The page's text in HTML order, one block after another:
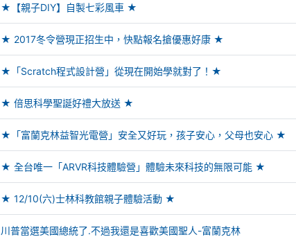
★【親子DIY】自製七彩風車 ★
★ 2017冬令營現正招生中，快點報名搶優惠好康 ★
★「Scratch程式設計營」從現在開始學就對了！★
★ 倍思科學聖誕好禮大放送 ★
★「富蘭克林益智光電營」安全又好玩，孩子安心，父母也安心 ★
★ 全台唯一「ARVR科技體驗營」體驗未來科技的無限可能 ★
★ 12/10(六)士林科教館親子體驗活動 ★
川普當選美國總統了.不過我還是喜歡美國聖人-富蘭克林